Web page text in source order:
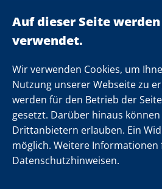
Wir verwenden Cookies, um
Nutzung unserer Webseite zu
werden für den Betrieb der
gesetzt. Darüber hinaus
Drittanbietern erlauben. Ein
möglich. Weitere Informationen
Datenschutzhinweisen.
Landeskabinett
Einsamkeit
Folgen Sie uns